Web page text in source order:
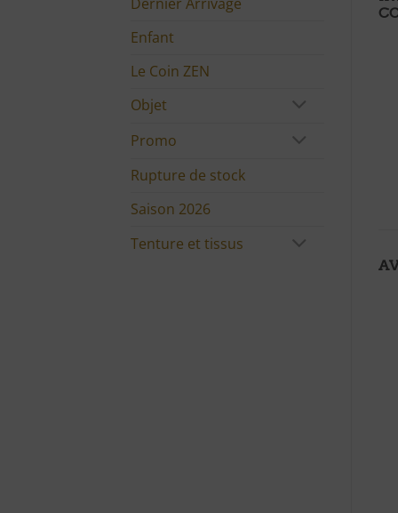
Enfant
Le Coin ZEN
Objet
Promo
Rupture de stock
Saison 2026
Tenture et tissus